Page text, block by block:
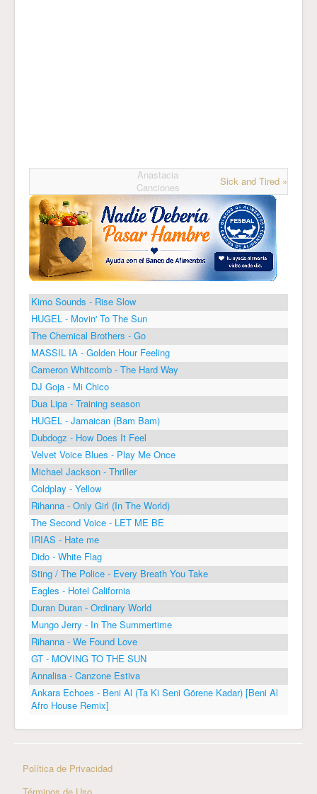
Anastacia
Canciones
Sick and Tired »
Kimo Sounds - Rise Slow
HUGEL - Movin' To The Sun
The Chemical Brothers - Go
MASSIL IA - Golden Hour Feeling
Cameron Whitcomb - The Hard Way
DJ Goja - Mi Chico
Dua Lipa - Training season
HUGEL - Jamaican (Bam Bam)
Dubdogz - How Does It Feel
Velvet Voice Blues - Play Me Once
Michael Jackson - Thriller
Coldplay - Yellow
Rihanna - Only Girl (In The World)
The Second Voice - LET ME BE
IRIAS - Hate me
Dido - White Flag
Sting / The Police - Every Breath You Take
Eagles - Hotel California
Duran Duran - Ordinary World
Mungo Jerry - In The Summertime
Rihanna - We Found Love
GT - MOVING TO THE SUN
Annalisa - Canzone Estiva
Ankara Echoes - Beni Al (Ta Ki Seni Görene Kadar) [Beni Al
Afro House Remix]
Política de Privacidad